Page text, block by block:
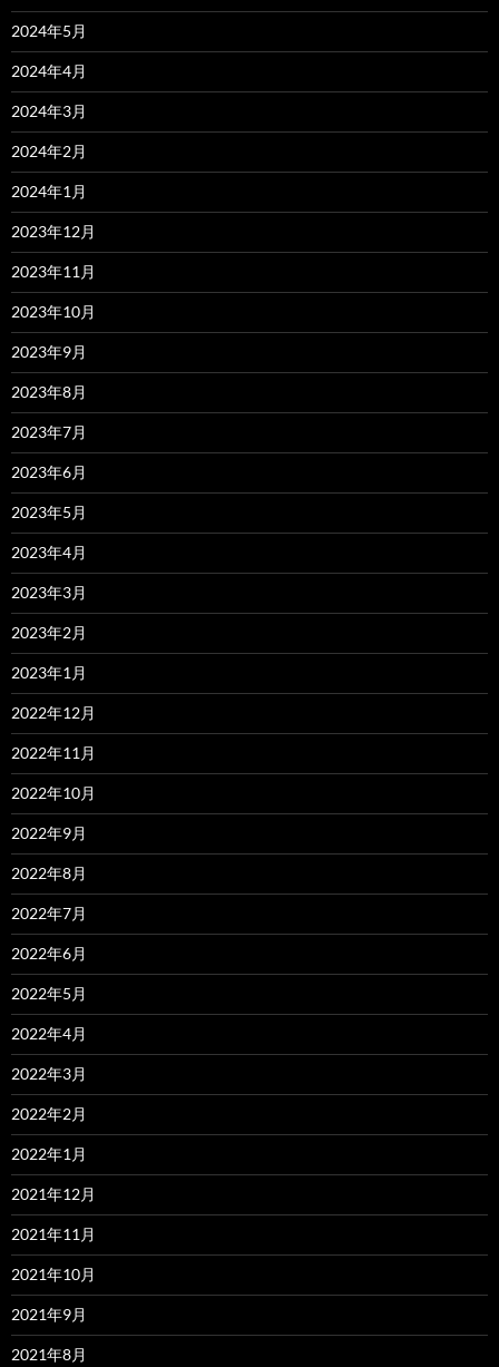
2024年5月
2024年4月
2024年3月
2024年2月
2024年1月
2023年12月
2023年11月
2023年10月
2023年9月
2023年8月
2023年7月
2023年6月
2023年5月
2023年4月
2023年3月
2023年2月
2023年1月
2022年12月
2022年11月
2022年10月
2022年9月
2022年8月
2022年7月
2022年6月
2022年5月
2022年4月
2022年3月
2022年2月
2022年1月
2021年12月
2021年11月
2021年10月
2021年9月
2021年8月